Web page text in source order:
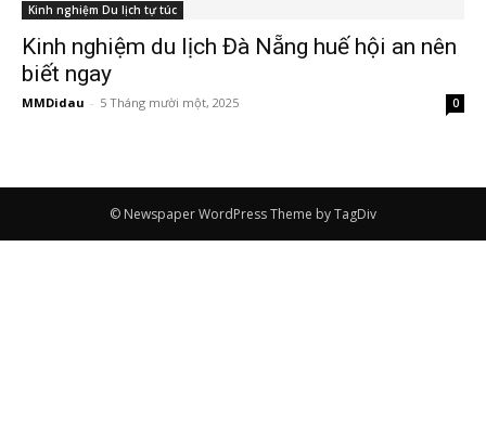
Kinh nghiệm Du lịch tự túc
Kinh nghiệm du lịch Đà Nẵng huế hội an nên
biết ngay
MMDidau - 5 Tháng mười một, 2025 0
© Newspaper WordPress Theme by TagDiv